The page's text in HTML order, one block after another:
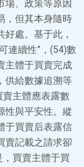
場、政策等原因
，但其本身隨時
處。基于此，
連續性”，(54)數
主體于買賣完成
供給數據追溯等
主體應表露數
性與平安性。縱
于買賣后表露信
賣記載之請求卻
買賣主體于買